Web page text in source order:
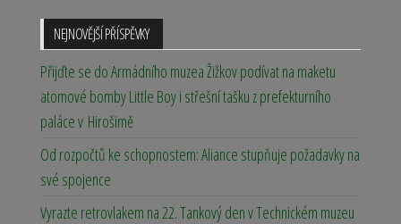
NEJNOVĚJŠÍ PŘÍSPĚVKY
Přijďte se do Armádního muzea Žižkov podívat na maketu
atomové bomby Little Boy i střešní tašku z prefekturního
paláce v Hirošimě
Od rozpočtů ke schopnostem: Aliance stupňuje požadavky na
své spojence
Vyrazte retrovlakem na 22. Tankový den v Technickém muzeu